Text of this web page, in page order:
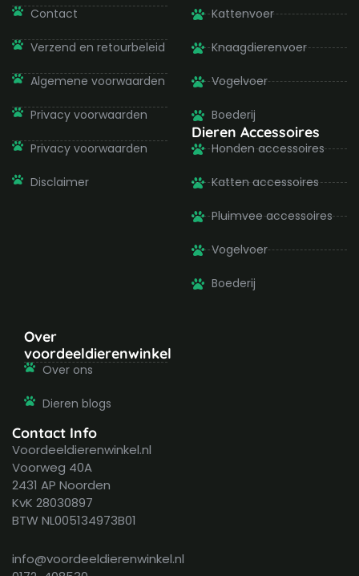
Contact
Verzend en retourbeleid
Algemene voorwaarden
Privacy voorwaarden
Privacy voorwaarden
Disclaimer
Kattenvoer
Knaagdierenvoer
Vogelvoer
Boederij
Dieren Accessoires
Honden accessoires
Katten accessoires
Pluimvee accessoires
Vogelvoer
Boederij
Over
voordeeldierenwinkel
Over ons
Dieren blogs
Contact Info
Voordeeldierenwinkel.nl
Voorweg 40A
2431 AP Noorden
KvK 28030897
BTW NL005134973B01
info@voordeeldierenwinkel.nl